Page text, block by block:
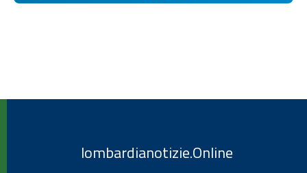
lombardianotizie.Online